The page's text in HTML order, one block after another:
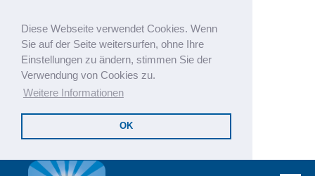
Diese Webseite verwendet Cookies. Wenn
Sie auf der Seite weitersurfen, ohne Ihre
Einstellungen zu ändern, stimmen Sie der
Verwendung von Cookies zu.
Weitere Informationen
OK